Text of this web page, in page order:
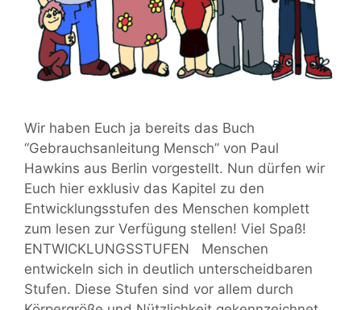
Wir haben Euch ja bereits das Buch
“Gebrauchsanleitung Mensch” von Paul
Hawkins aus Berlin vorgestellt. Nun dürfen wir
Euch hier exklusiv das Kapitel zu den
Entwicklungsstufen des Menschen komplett
zum lesen zur Verfügung stellen! Viel Spaß!
ENTWICKLUNGSSTUFEN Menschen
entwickeln sich in deutlich unterscheidbaren
Stufen. Diese Stufen sind vor allem durch